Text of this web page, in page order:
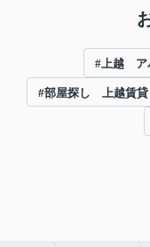
#上越 ア
#部屋探し 上越賃貸